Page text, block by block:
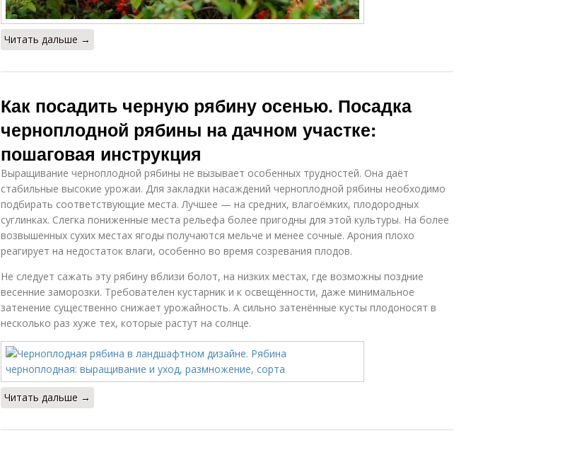
Читать дальше →
Как посадить черную рябину осенью. Посадка
черноплодной рябины на дачном участке:
пошаговая инструкция
Выращивание черноплодной рябины не вызывает особенных трудностей. Она даёт
стабильные высокие урожаи. Для закладки насаждений черноплодной рябины необходимо
подбирать соответствующие места. Лучшее — на средних, влагоёмких, плодородных
суглинках. Слегка пониженные места рельефа более пригодны для этой культуры. На более
возвышенных сухих местах ягоды получаются мельче и менее сочные. Арония плохо
реагирует на недостаток влаги, особенно во время созревания плодов.
Не следует сажать эту рябину вблизи болот, на низких местах, где возможны поздние
весенние заморозки. Требователен кустарник и к освещённости, даже минимальное
затенение существенно снижает урожайность. А сильно затенённые кусты плодоносят в
несколько раз хуже тех, которые растут на солнце.
Читать дальше →